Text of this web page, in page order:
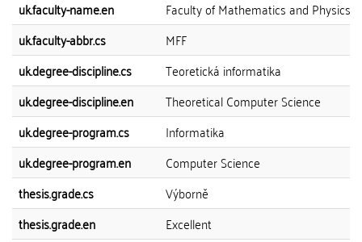
uk.faculty-name.en
Faculty of Mathematics and Physics
uk.faculty-abbr.cs
MFF
uk.degree-discipline.cs
Teoretická informatika
uk.degree-discipline.en
Theoretical Computer Science
uk.degree-program.cs
Informatika
uk.degree-program.en
Computer Science
thesis.grade.cs
Výborně
thesis.grade.en
Excellent